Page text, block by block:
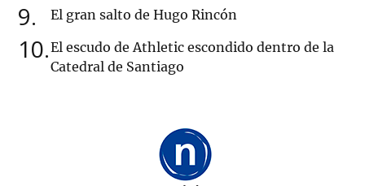
9 El gran salto de Hugo Rincón
10 El escudo de Athletic escondido dentro de la
Catedral de Santiago